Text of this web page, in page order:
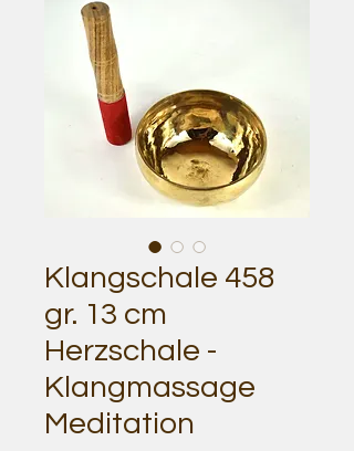
Klangschale 458
gr. 13 cm
Herzschale -
Klangmassage
Meditation